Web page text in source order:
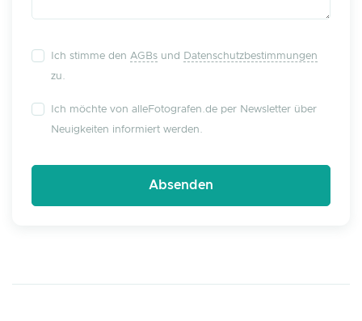
Ich stimme den AGBs und
Datenschutzbestimmungen
zu.
Ich möchte von alleFotografen.de per Newsletter über
Neuigkeiten informiert werden.